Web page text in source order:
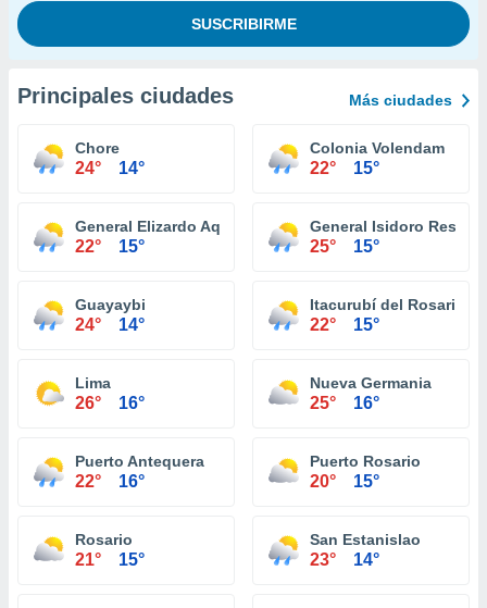
Principales ciudades Más ciudades
Chore
24° 14°
Colonia Volendam
22° 15°
General Elizardo Aquino
22° 15°
General Isidoro
25° 15°
Guayaybi
24° 14°
Itacurubí del Rosario
22° 15°
Lima
26° 16°
Nueva Germania
25° 16°
Puerto Antequera
22° 16°
Puerto Rosario
20° 15°
Rosario
21° 15°
San Estanislao
23° 14°